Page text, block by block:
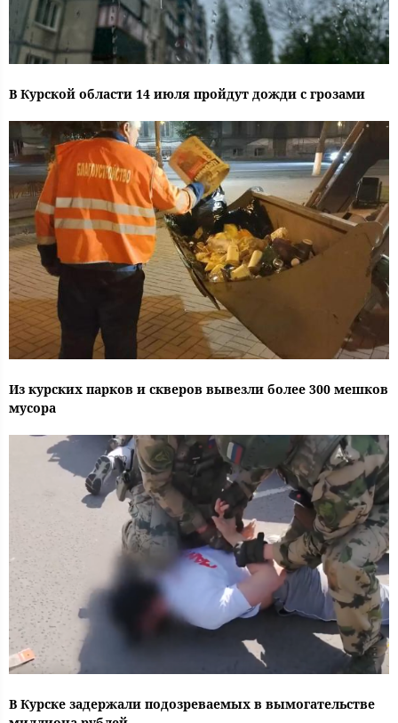
В Курской области 14 июля пройдут дожди с грозами
Из курских парков и скверов вывезли более 300 мешков
мусора
В Курске задержали подозреваемых в вымогательстве